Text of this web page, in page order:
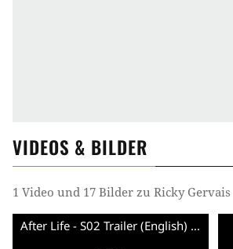
VIDEOS & BILDER
1 Video und 17 Bilder zu Ricky Gervais
After Life - S02 Trailer (English) HD